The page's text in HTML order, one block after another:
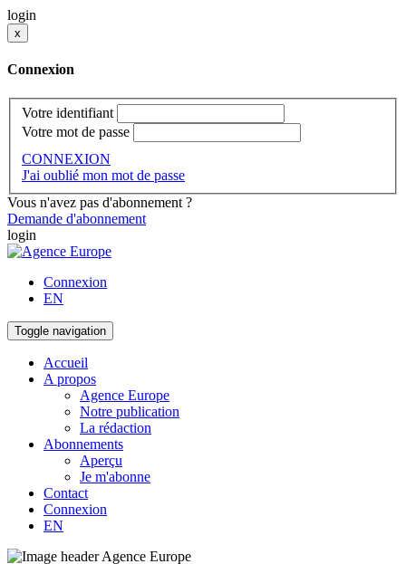
login
x
Connexion
Votre identifiant
Votre mot de passe
CONNEXION
J'ai oublié mon mot de passe
Vous n'avez pas d'abonnement ?
Demande d'abonnement
login
Connexion
EN
Toggle navigation
Accueil
A propos
Agence Europe
Notre publication
La rédaction
Abonnements
Aperçu
Je m'abonne
Contact
Connexion
EN